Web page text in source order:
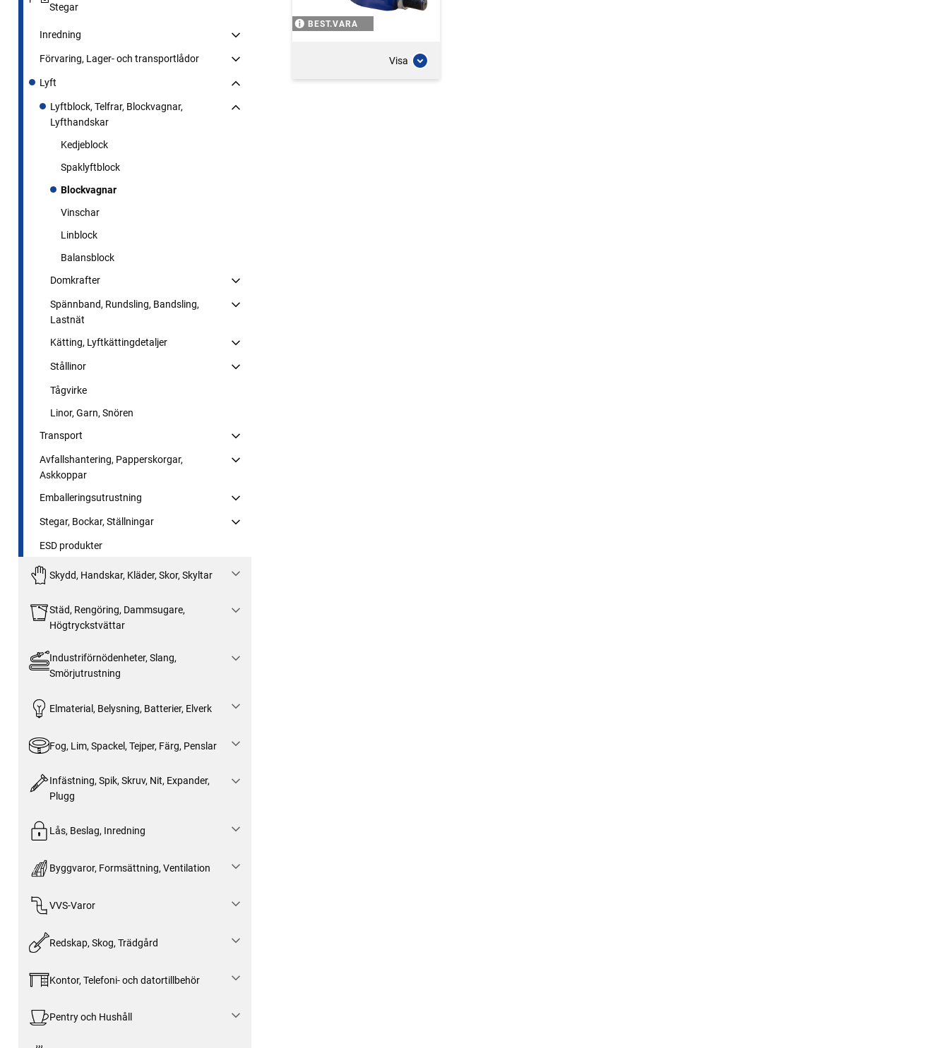
Stegar
Inredning
Förvaring, Lager- och transportlådor
Lyft
Lyftblock, Telfrar, Blockvagnar,
Lyfthandskar
Kedjeblock
Spaklyftblock
Blockvagnar
Vinschar
Linblock
Balansblock
Domkrafter
Spännband, Rundsling, Bandsling,
Lastnät
Kätting, Lyftkättingdetaljer
Stållinor
Tågvirke
Linor, Garn, Snören
Transport
Avfallshantering, Papperskorgar,
Askkoppar
Emballeringsutrustning
Stegar, Bockar, Ställningar
ESD produkter
Skydd, Handskar, Kläder, Skor, Skyltar
Städ, Rengöring, Dammsugare,
Högtryckstvättar
Industriförnödenheter, Slang,
Smörjutrustning
Elmaterial, Belysning, Batterier, Elverk
Fog, Lim, Spackel, Tejper, Färg, Penslar
Infästning, Spik, Skruv, Nit, Expander,
Plugg
Lås, Beslag, Inredning
Byggvaror, Formsättning, Ventilation
VVS-Varor
Redskap, Skog, Trädgård
Kontor, Telefoni- och datortillbehör
Pentry och Hushåll
BEST.VARA
Visa